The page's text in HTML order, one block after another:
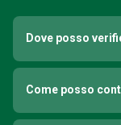
Dove posso
Come posso